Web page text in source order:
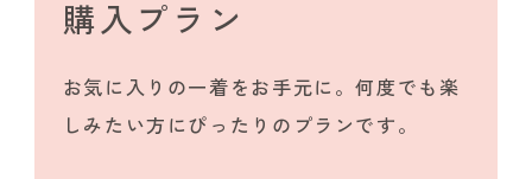
購入プラン
お気に入りの一着をお手元に。何度でも楽
しみたい方にぴったりのプランです。